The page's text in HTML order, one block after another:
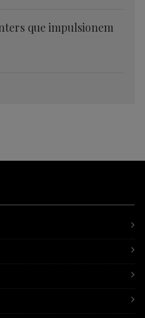
que impulsionem